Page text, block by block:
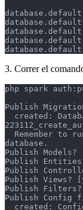
3. Correr el
php spark
Publish
database.
Publish
Publish
Publish
Publish Views?
Publish
Publish